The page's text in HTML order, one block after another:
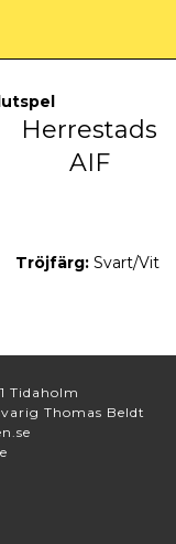
Herrestads
AIF
Tröjfärg: Svart/Vit
Tidaholm
Thomas Beldt